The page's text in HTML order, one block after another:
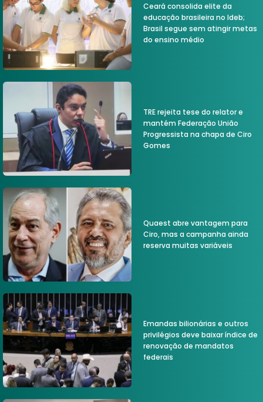
Ceará consolida elite da
educação brasileira no Ideb;
Brasil segue sem atingir metas
do ensino médio
TRE rejeita tese do relator e
mantém Federação União
Progressista na chapa de Ciro
Gomes
Quaest abre vantagem para
Ciro, mas a campanha ainda
reserva muitas variáveis
Emandas bilionárias e outros
privilégios deve baixar índice de
renovação de mandatos
federais